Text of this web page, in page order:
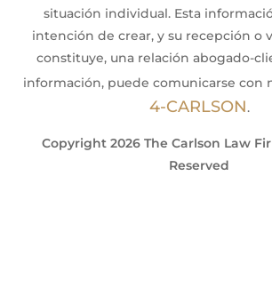
situación individual. Esta
intención de crear, y su recepción o
constituye, una relación abogado-
información, puede comunicarse con
4-CARLSON.
Copyright 2026 The Carlson Law
Reserved